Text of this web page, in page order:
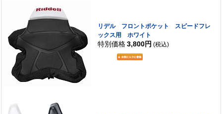
リデル フロントポケット スピードフレ
ックス用 ホワイト
特別価格 3,800円 (税込)